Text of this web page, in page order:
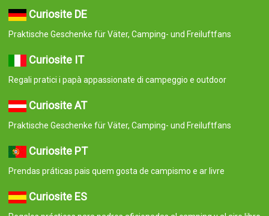
Curiosite DE
Praktische Geschenke für Väter, Camping- und Freiluftfans
Curiosite IT
Regali pratici i papà appassionate di campeggio e outdoor
Curiosite AT
Praktische Geschenke für Väter, Camping- und Freiluftfans
Curiosite PT
Prendas práticas pais quem gosta de campismo e ar livre
Curiosite ES